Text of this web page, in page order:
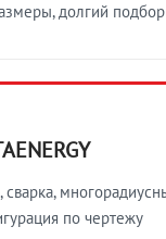
долгий
сварка,
по чертежу